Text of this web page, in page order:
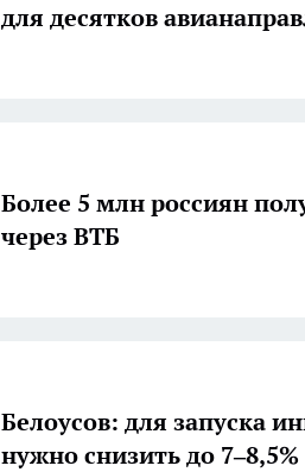
для десятков
Более 5 млн россиян
через ВТБ
Белоусов: для запуска
нужно снизить до 7–8,5%